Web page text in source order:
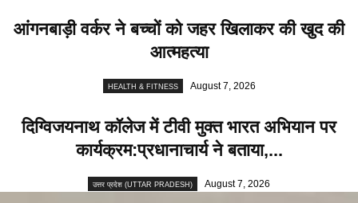
आंगनबाड़ी वर्कर ने बच्चों को जहर खिलाकर की खुद की
आत्महत्या
HEALTH & FITNESS August 7, 2026
दिग्विजयनाथ कॉलेज में टीवी मुक्त भारत अभियान पर
कार्यक्रम:प्रधानाचार्य ने बताया,...
उत्तर प्रदेश (UTTAR PRADESH) August 7, 2026